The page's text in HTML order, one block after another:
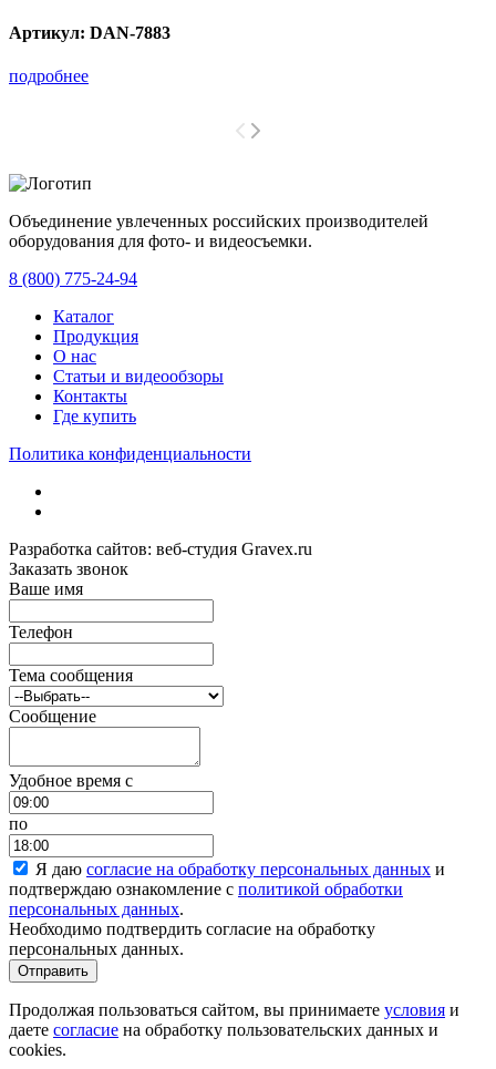
Артикул: DAN-7883
подробнее
Объединение увлеченных российских производителей
оборудования для фото- и видеосъемки.
8 (800) 775-24-94
Каталог
Продукция
О нас
Статьи и видеообзоры
Контакты
Где купить
Политика конфиденциальности
Разработка сайтов: веб-студия Gravex.ru
Заказать звонок
Ваше имя
Телефон
Тема сообщения
Сообщение
Удобное время c
по
Я даю согласие на обработку персональных данных и
подтверждаю ознакомление с политикой обработки
персональных данных.
Необходимо подтвердить согласие на обработку
персональных данных.
Отправить
Продолжая пользоваться сайтом, вы принимаете условия и
даете согласие на обработку пользовательских данных и
cookies.